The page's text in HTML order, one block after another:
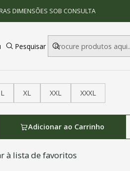
Pesquisar
DIMENSÕES SOB CONSULTA
L XL XXL XXXL
Adicionar ao Carrinho
à lista de favoritos